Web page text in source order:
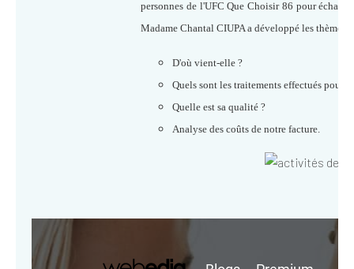
personnes de l'UFC Que Choisir 86 pour
Madame Chantal CIUPA a développé les thèmes
D'où vient-elle ?
Quels sont les traitements effectués pour
Quelle est sa qualité ?
Analyse des coûts de notre facture.